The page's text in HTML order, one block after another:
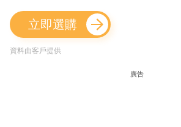
立即選購
資料由客戶提供
廣告